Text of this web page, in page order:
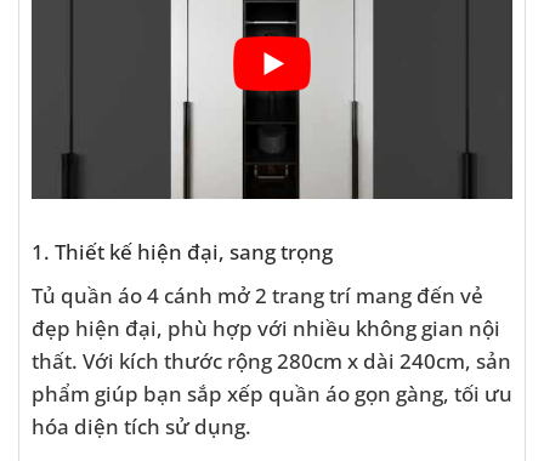
1. Thiết kế hiện đại, sang trọng
Tủ quần áo 4 cánh mở 2 trang trí mang đến vẻ
đẹp hiện đại, phù hợp với nhiều không gian nội
thất. Với kích thước rộng 280cm x dài 240cm, sản
phẩm giúp bạn sắp xếp quần áo gọn gàng, tối ưu
hóa diện tích sử dụng.